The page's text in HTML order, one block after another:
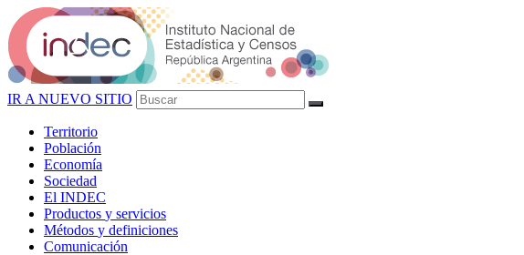
IR A NUEVO SITIO
Territorio
Población
Economía
Sociedad
El INDEC
Productos y servicios
Métodos y definiciones
Comunicación